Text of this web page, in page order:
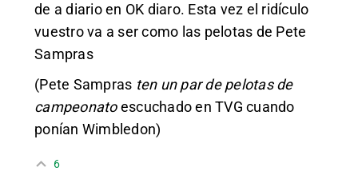
de a diario en OK diaro. Esta vez el ridículo
vuestro va a ser como las pelotas de Pete
Sampras
(Pete Sampras ten un par de pelotas de
campeonatoescuchado en TVG cuando
ponían Wimbledon)
6